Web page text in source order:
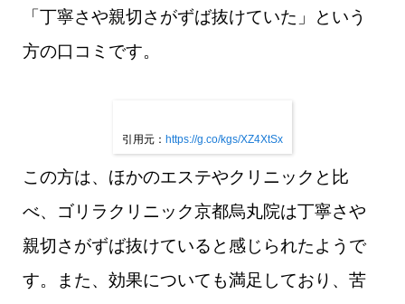
「丁寧さや親切さがずば抜けていた」という
方の口コミです。
引用元： https://g.co/kgs/XZ4XtSx
この方は、ほかのエステやクリニックと比
べ、ゴリラクリニック京都烏丸院は丁寧さや
親切さがずば抜けていると感じられたようで
す。また、効果についても満足しており、苦